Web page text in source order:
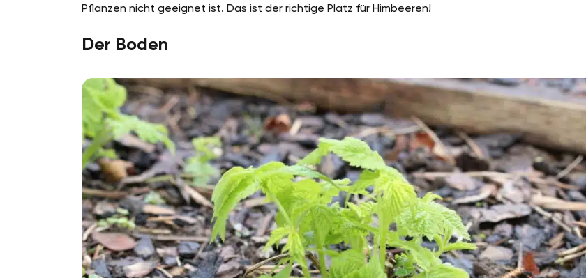
Pflanzen nicht geeignet ist. Das ist der richtige Platz für Himbeeren!
Der Boden